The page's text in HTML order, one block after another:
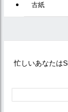
古紙
忙しいあなたは